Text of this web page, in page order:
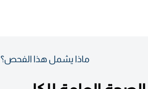
ماذا يشمل هذا الفحص؟